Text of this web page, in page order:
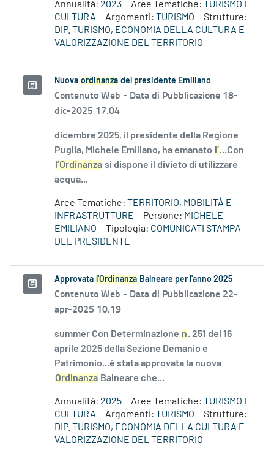
Annualità: 2023 Aree Tematiche: TURISMO E
CULTURA
Argomenti: TURISMO
Strutture:
DIP. TURISMO, ECONOMIA DELLA CULTURA E
VALORIZZAZIONE DEL TERRITORIO
Nuova ordinanza del presidente Emiliano
Contenuto Web - Data di Pubblicazione 18-
dic-2025 17.04
dicembre 2025, il presidente della Regione
Puglia, Michele Emiliano, ha emanato l’...Con
l’Ordinanza si dispone il divieto di utilizzare
acqua...
Aree Tematiche: TERRITORIO, MOBILITÀ E
INFRASTRUTTURE
Persone: MICHELE
EMILIANO
Tipologia: COMUNICATI STAMPA
DEL PRESIDENTE
Approvata l'Ordinanza Balneare per l'anno 2025
Contenuto Web - Data di Pubblicazione 22-
apr-2025 10.19
summer Con Determinazione n. 251 del 16
aprile 2025 della Sezione Demanio e
Patrimonio...è stata approvata la nuova
Ordinanza Balneare che...
Annualità: 2025 Aree Tematiche: TURISMO E
CULTURA
Argomenti: TURISMO
Strutture:
DIP. TURISMO, ECONOMIA DELLA CULTURA E
VALORIZZAZIONE DEL TERRITORIO